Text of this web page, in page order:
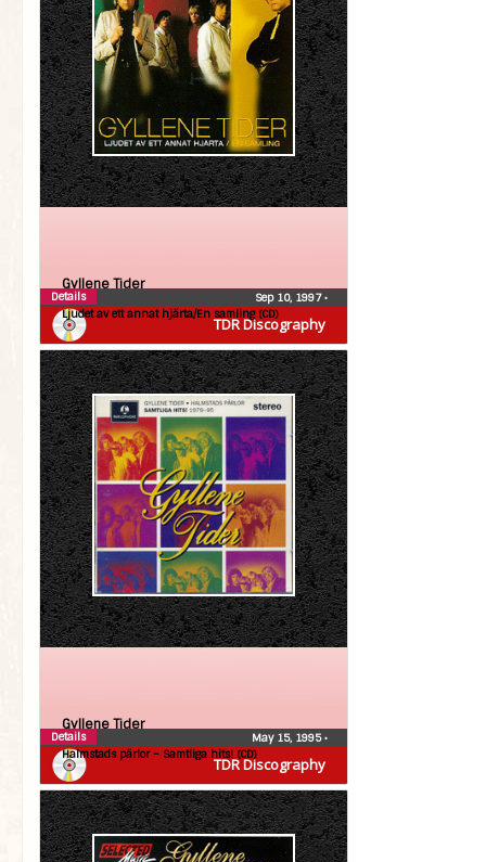
TDR Discography
Gyllene Tider
Ljudet av ett annat hjärta/En samling (CD)
Sep 10, 1997•
Details
TDR Discography
Gyllene Tider
Halmstads pärlor – Samtliga hits! (CD)
May 15, 1995•
Details